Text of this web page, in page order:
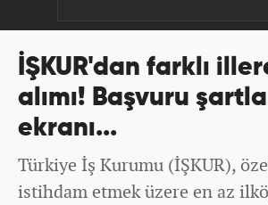
İŞKUR'dan farklı
alımı! Başvuru
ekranı...
Türkiye İş Kurumu (İŞKUR),
istihdam etmek üzere en az